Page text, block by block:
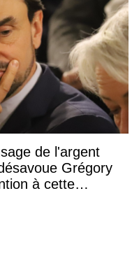
de l'argent
Grégory
à cette